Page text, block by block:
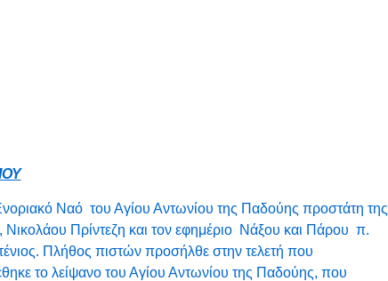
Ναό του Αγίου Αντωνίου της Παδούης προστάτη της
Πρίντεζη και τον εφημέριο Νάξου και Πάρου π.
Πλήθος πιστών προσήλθε στην τελετή που
το λείψανο του Αγίου Αντωνίου της Παδούης, που